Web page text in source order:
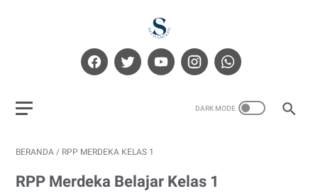
BERANDA / RPP MERDEKA KELAS 1
RPP Merdeka Belajar Kelas 1